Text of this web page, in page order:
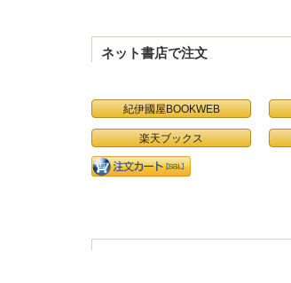
ネット書店で注文
紀伊國屋BOOKWEB
楽天ブックス